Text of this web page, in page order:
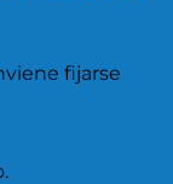
fijarse